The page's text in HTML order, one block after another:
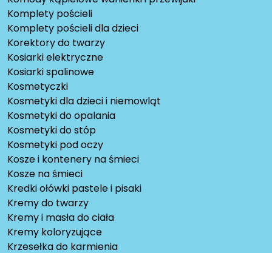
Komplety pościeli
Komplety pościeli dla dzieci
Korektory do twarzy
Kosiarki elektryczne
Kosiarki spalinowe
Kosmetyczki
Kosmetyki dla dzieci i niemowląt
Kosmetyki do opalania
Kosmetyki do stóp
Kosmetyki pod oczy
Kosze i kontenery na śmieci
Kosze na śmieci
Kredki ołówki pastele i pisaki
Kremy do twarzy
Kremy i masła do ciała
Kremy koloryzujące
Krzesełka do karmienia